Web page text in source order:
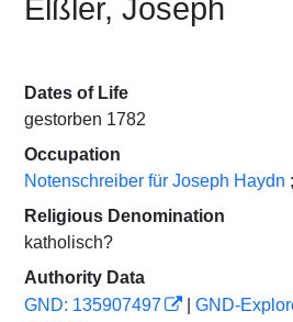
Elßler, Joseph
Dates of Life
gestorben 1782
Occupation
Notenschreiber für Joseph Haydn ;
Religious Denomination
katholisch?
Authority Data
GND: 135907497
GND-